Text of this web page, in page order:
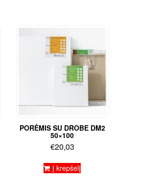
PORĖMIS SU DROBE DM2
50×100
€20,03
Į krepšelį